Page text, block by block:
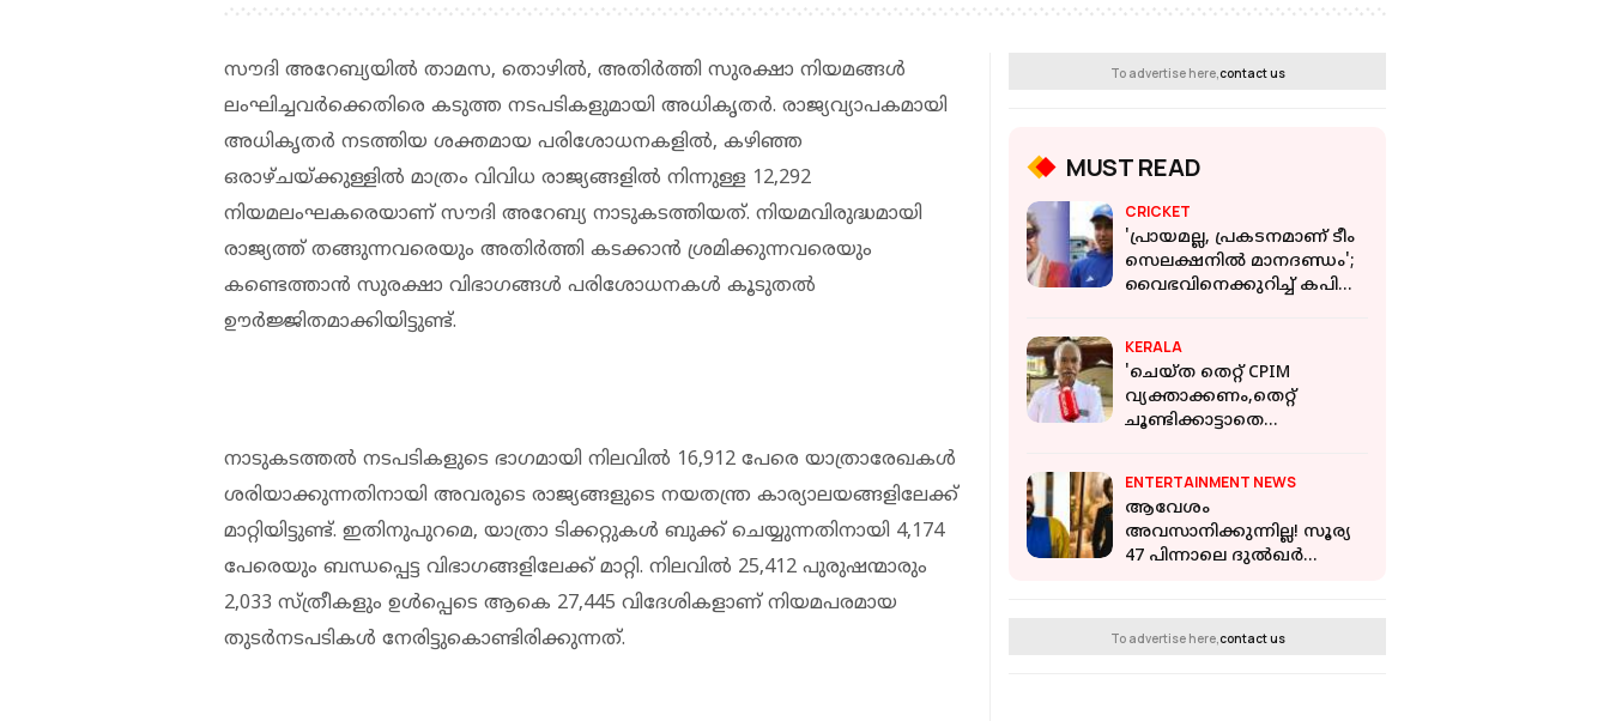
സൗദി അറേബ്യയിൽ താമസ, തൊഴിൽ, അതിർത്തി സുരക്ഷാ നിയമങ്ങൾ
ലംഘിച്ചവർക്കെതിരെ കടുത്ത നടപടികളുമായി അധികൃതർ. രാജ്യവ്യാപകമായി
അധികൃതർ നടത്തിയ ശക്തമായ പരിശോധനകളിൽ, കഴിഞ്ഞ
ഒരാഴ്ചയ്ക്കുള്ളിൽ മാത്രം വിവിധ രാജ്യങ്ങളിൽ നിന്നുള്ള 12,292
നിയമലംഘകരെയാണ് സൗദി അറേബ്യ നാടുകടത്തിയത്. നിയമവിരുദ്ധമായി
രാജ്യത്ത് തങ്ങുന്നവരെയും അതിർത്തി കടക്കാൻ ശ്രമിക്കുന്നവരെയും
കണ്ടെത്താൻ സുരക്ഷാ വിഭാഗങ്ങൾ പരിശോധനകൾ കൂടുതൽ
ഊർജ്ജിതമാക്കിയിട്ടുണ്ട്.
നാടുകടത്തൽ നടപടികളുടെ ഭാഗമായി നിലവിൽ 16,912 പേരെ യാത്രാരേഖകൾ
ശരിയാക്കുന്നതിനായി അവരുടെ രാജ്യങ്ങളുടെ നയതന്ത്ര കാര്യാലയങ്ങളിലേക്ക്
മാറ്റിയിട്ടുണ്ട്. ഇതിനുപുറമെ, യാത്രാ ടിക്കറ്റുകൾ ബുക്ക് ചെയ്യുന്നതിനായി 4,174
പേരെയും ബന്ധപ്പെട്ട വിഭാഗങ്ങളിലേക്ക് മാറ്റി. നിലവിൽ 25,412 പുരുഷന്മാരും
2,033 സ്ത്രീകളും ഉൾപ്പെടെ ആകെ 27,445 വിദേശികളാണ് നിയമപരമായ
തുടർനടപടികൾ നേരിട്ടുകൊണ്ടിരിക്കുന്നത്.
To advertise here, contact us
MUST READ
CRICKET
'പ്രായമല്ല, പ്രകടനമാണ് ടീം
സെലക്ഷനിൽ മാനദണ്ഡം';
വൈഭവിനെക്കുറിച്ച് കപിൽ
KERALA
'ചെയ്ത തെറ്റ് CPIM
വ്യക്താക്കണം,തെറ്റ്
ചൂണ്ടിക്കാട്ടാതെ
കുഞ്ഞികൃഷ്ണൻ
ENTERTAINMENT NEWS
ആവേശം
അവസാനിക്കുന്നില്ല! സൂര്യ
47 പിന്നാലെ ദുൽഖർ
To advertise here, contact us